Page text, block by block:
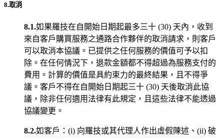
8.取消
8.1.如果羅技在自開始日期起最多三十 (30) 天內，收到
來自客戶購買服務之通路合作夥伴的取消請求，則客戶
可以取消本協議。已提供之任何服務的價值可予以扣
除。在任何情況下，退款金額都不得超過為服務支付的
費用。計算的價值是具約束力的最終結果，且不得爭
議。客戶不得在自開始日期起三十 (30) 天後取消此協
議，除非任何適用法律有此規定，且這些法律不能透過
協議變更。
8.2.如客戶：(i) 向羅技或其代理人作出虛假陳述、(ii) 破